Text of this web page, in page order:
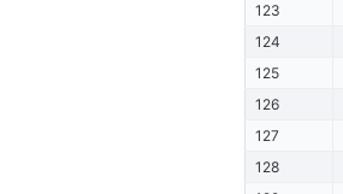
123
124
125
126
127
128